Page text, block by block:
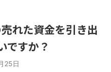
れた資金を引き出
ですか？
25日